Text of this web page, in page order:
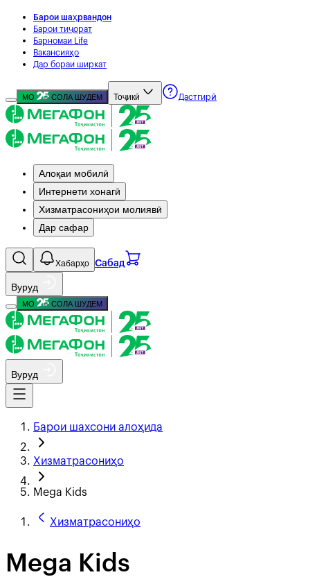
Барои шаҳрвандон
Барои тиҷорат
Барномаи Life
Вакансияҳо
Дар бораи ширкат
МО СОЛА ШУДЕМ Тоҷикӣ Дастгирӣ
Алоқаи мобилӣ
Интернети хонагӣ
Хизматрасониҳои молиявӣ
Дар сафар
Хабарҳо Сабад
Вуруд
МО СОЛА ШУДЕМ
Вуруд
Барои шахсони алоҳида
Хизматрасониҳо
Mega Kids
Хизматрасониҳо
Mega Kids